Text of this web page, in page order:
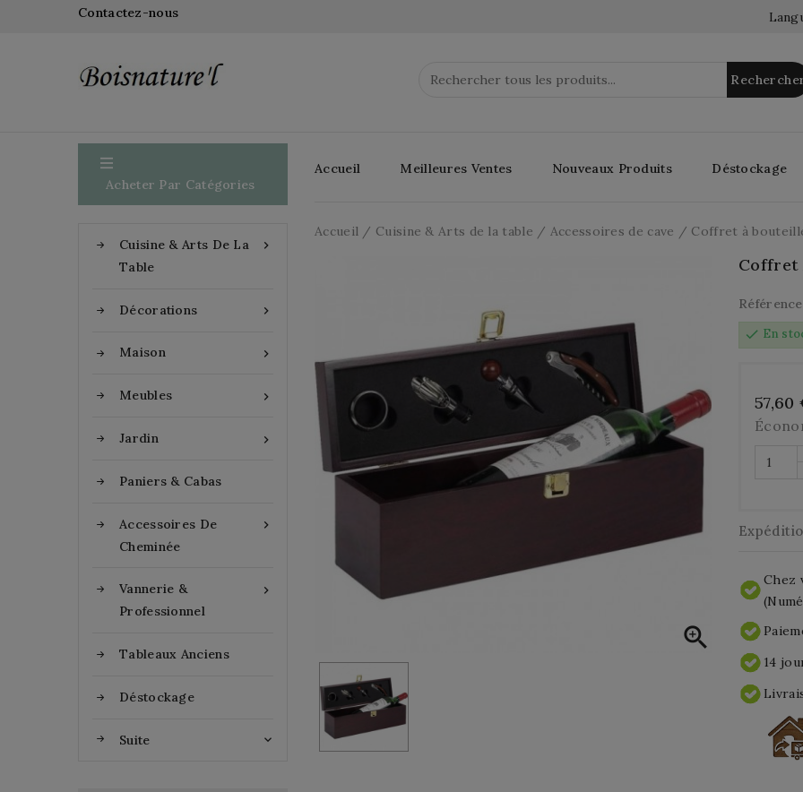
Contactez-nous

Acheter Par Catégories

Cuisine & Arts De La
Table

Décorations

Maison

Meubles

Jardin
Paniers & Cabas

Accessoires De
Cheminée

Vannerie &
Professionnel
Tableaux Anciens
Déstockage
Suite 
Accueil Meilleures Ventes Nouveaux Produits Déstockage
Accueil Cuisine & Arts de la table Accessoires de cave Coffret à

Coffret
Référence
check En
57,60
Chez
14